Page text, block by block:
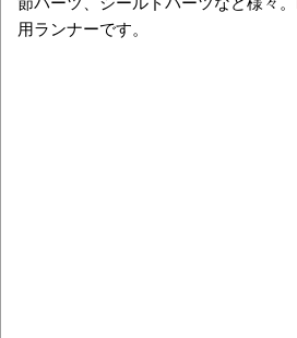
用ランナーです。